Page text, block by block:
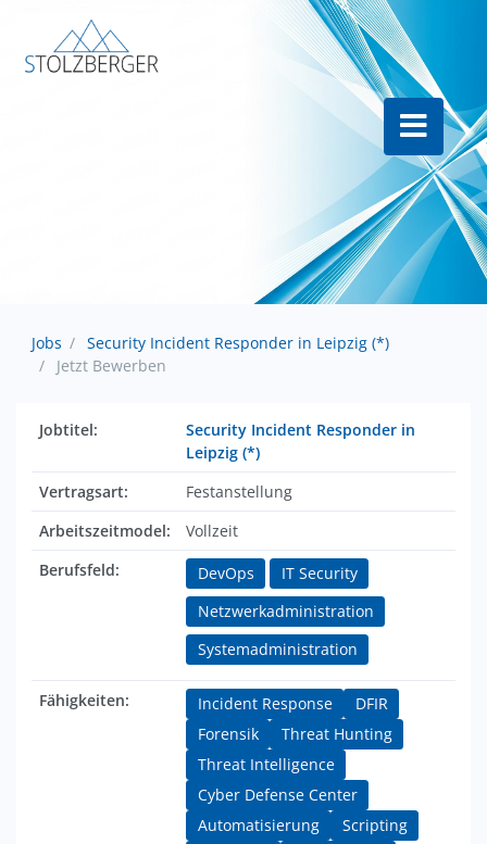
Jobs
Security Incident Responder in Leipzig (*)
Jetzt Bewerben
Jobtitel:
Security Incident Responder in
Leipzig (*)
Vertragsart:
Festanstellung
Arbeitszeitmodel:
Vollzeit
Berufsfeld:
DevOps
IT Security
Netzwerkadministration
Systemadministration
Fähigkeiten: Incident Response
DFIR
Forensik
Threat Hunting
Threat Intelligence
Cyber Defense Center
Automatisierung
Scripting